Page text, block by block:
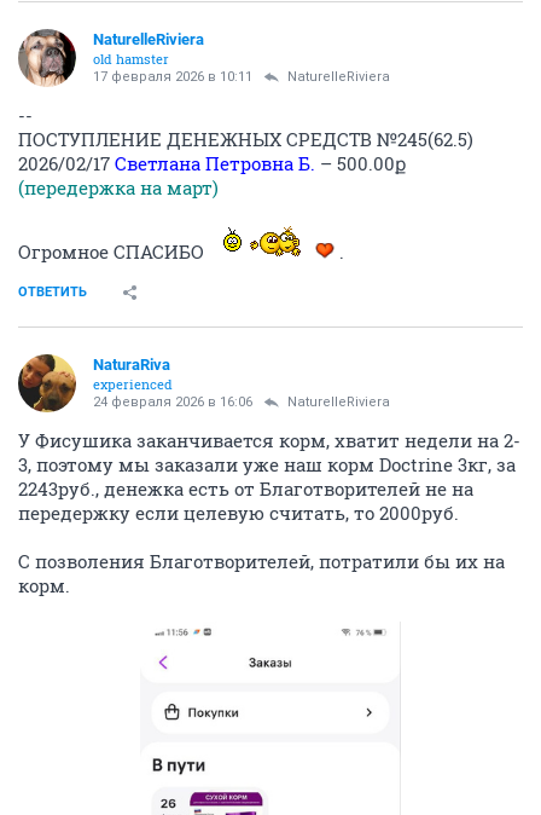
NaturelleRiviera
old hamster
17 февраля 2026 в 10:11 NaturelleRiviera
--
ПОСТУПЛЕНИЕ ДЕНЕЖНЫХ СРЕДСТВ №245(62.5)
2026/02/17 Светлана Петровна Б. – 500.00ք
(передержка на март)
Огромное СПАСИБО .
ОТВЕТИТЬ
NaturaRiva
experienced
24 февраля 2026 в 16:06 NaturelleRiviera
У Фисушика заканчивается корм, хватит недели на 2-
3, поэтому мы заказали уже наш корм Doctrine 3кг, за
2243руб., денежка есть от Благотворителей не на
передержку если целевую считать, то 2000руб.
С позволения Благотворителей, потратили бы их на
корм.